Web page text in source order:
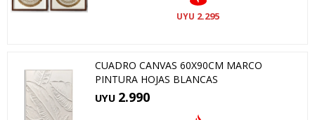
UYU 2.295
CUADRO CANVAS 60X90CM MARCO
PINTURA HOJAS BLANCAS
UYU 2.990